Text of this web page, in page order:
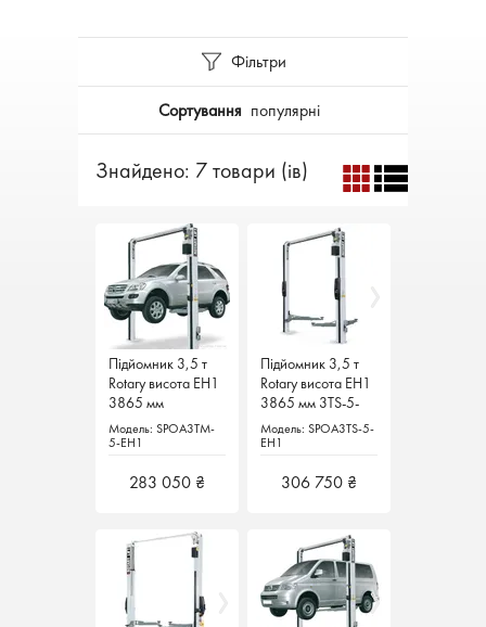
Фільтри
Сортування популярні
Знайдено: 7 товари (ів)
Підйомник 3,5 т
Rotary висота ЕН1
3865 мм
Модель: SPOA3TM-
5-EH1
283 050 ₴
Підйомник 3,5 т
Rotary висота ЕН1
3865 мм
Модель: SPOA3TM-
5-EH1
283 050 ₴
Підйомник 3,5 т
Rotary висота ЕН1
3865 мм 3TS-5-
EH1
Модель: SPOA3TS-5-
EH1
306 750 ₴
Підйомник 3,5 т
Rotary висота ЕН1
3865 мм 3TS-5-
EH1
Модель: SPOA3TS-5-
EH1
306 750 ₴